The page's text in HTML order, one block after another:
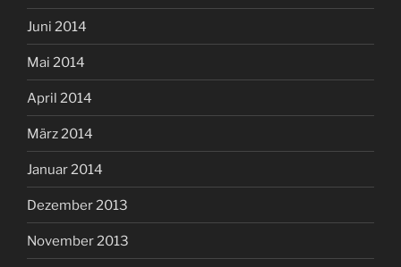
Juni 2014
Mai 2014
April 2014
März 2014
Januar 2014
Dezember 2013
November 2013